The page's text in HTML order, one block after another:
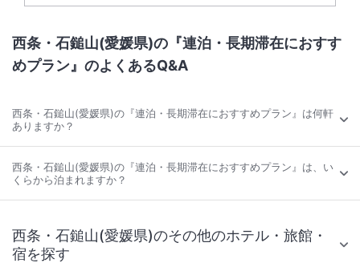
西条・石鎚山(愛媛県)の『連泊・長期滞在におすす
めプラン』のよくあるQ&A
西条・石鎚山(愛媛県)の『連泊・長期滞在におすすめプラン』は何軒
ありますか？
西条・石鎚山(愛媛県)の『連泊・長期滞在におすすめプラン』は、い
くらから泊まれますか？
西条・石鎚山(愛媛県)のその他のホテル・旅館・
宿を探す